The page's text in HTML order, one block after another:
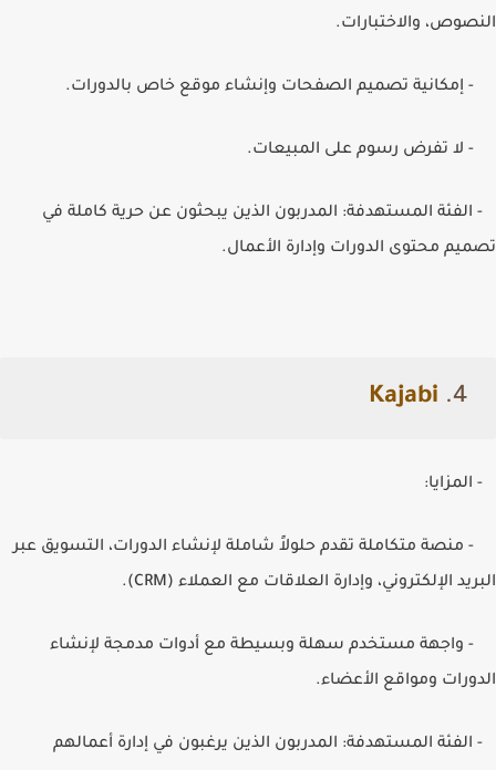
النصوص، والاختبارات.
- إمكانية تصميم الصفحات وإنشاء موقع خاص بالدورات.
- لا تفرض رسوم على المبيعات.
- الفئة المستهدفة: المدربون الذين يبحثون عن حرية كاملة في
تصميم محتوى الدورات وإدارة الأعمال.
4.
Kajabi
- المزايا:
- منصة متكاملة تقدم حلولاً شاملة لإنشاء الدورات، التسويق عبر
البريد الإلكتروني، وإدارة العلاقات مع العملاء (CRM
).
- واجهة مستخدم سهلة وبسيطة مع أدوات مدمجة لإنشاء
الدورات ومواقع الأعضاء.
- الفئة المستهدفة: المدربون الذين يرغبون في إدارة أعمالهم